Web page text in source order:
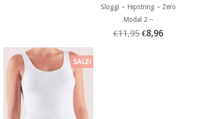
Sloggi – Hipstring – Zero
Modal 2 –
€11,95 €8,96
SALE!